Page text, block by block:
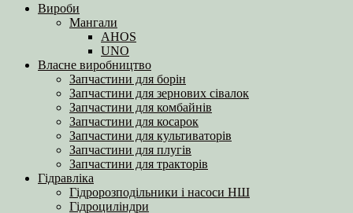
Вироби
Мангали
AHOS
UNO
Власне виробництво
Запчастини для борін
Запчастини для зернових сівалок
Запчастини для комбайнів
Запчастини для косарок
Запчастини для культиваторів
Запчастини для плугів
Запчастини для тракторів
Гідравліка
Гідророзподільники і насоси НШ
Гідроциліндри